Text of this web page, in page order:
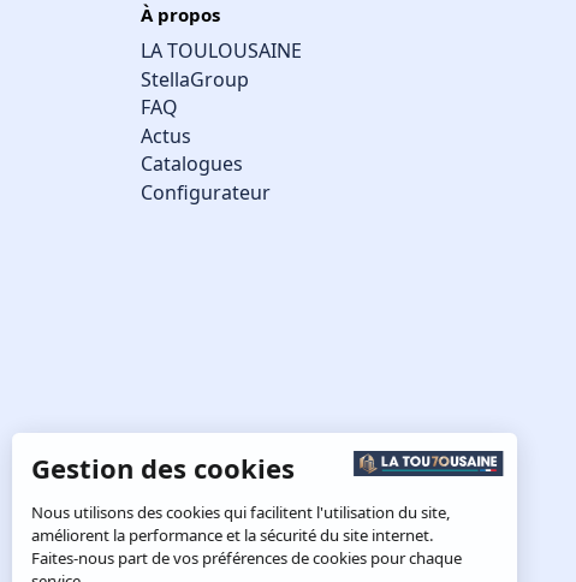
À propos
LA TOULOUSAINE
StellaGroup
FAQ
Actus
Catalogues
Configurateur
Gestion des cookies
Nous utilisons des cookies qui facilitent l'utilisation du site,
améliorent la performance et la sécurité du site internet.
Faites-nous part de vos préférences de cookies pour chaque